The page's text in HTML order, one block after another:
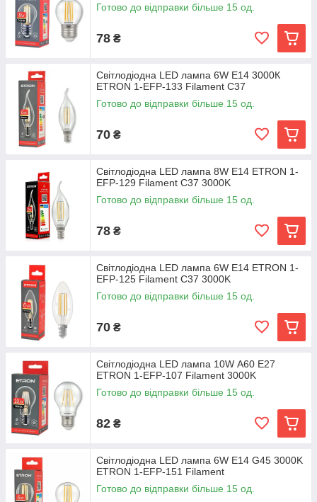
Готово до відправки більше 15 од.
78 ₴
Світлодіодна LED лампа 6W E14 3000К
ETRON 1-EFP-133 Filament С37
Готово до відправки більше 15 од.
70 ₴
Світлодіодна LED лампа 8W E14 ETRON 1-
EFP-129 Filament С37 3000K
Готово до відправки більше 15 од.
78 ₴
Світлодіодна LED лампа 6W E14 ETRON 1-
EFP-125 Filament С37 3000K
Готово до відправки більше 15 од.
70 ₴
Світлодіодна LED лампа 10W А60 E27
ETRON 1-EFP-107 Filament 3000K
Готово до відправки більше 15 од.
82 ₴
Світлодіодна LED лампа 6W E14 G45 3000K
ETRON 1-EFP-151 Filament
Готово до відправки більше 15 од.